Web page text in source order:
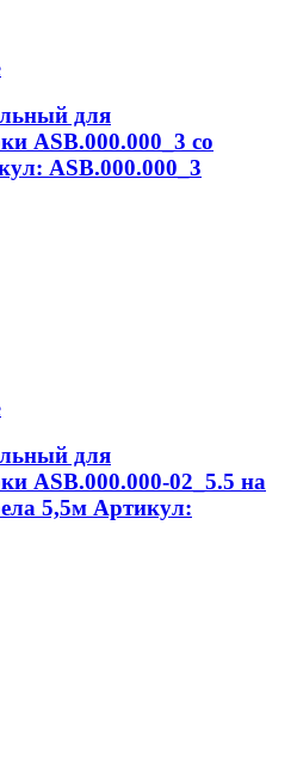
для
ASB.000.000_3 со
ASB.000.000_3
для
ASB.000.000-02_5.5 на
5,5м Артикул: